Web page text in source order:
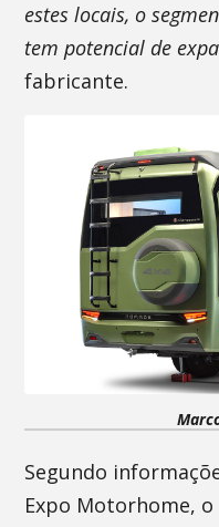
estes locais, o
tem potencial de
fabricante.
Segundo
Expo Motorhome,